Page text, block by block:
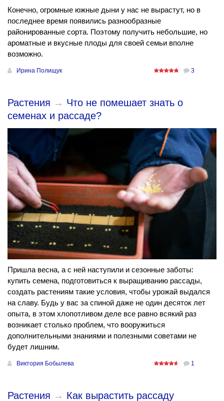
Конечно, огромные южные дыни у нас не вырастут, но в
последнее время появились разнообразные
районированные сорта. Поэтому получить небольшие, но
ароматные и вкусные плоды для своей семьи вполне
возможно.
Ирина Полищук 3
Растения → Что не помешает знать о
семенах и рассаде?
Пришла весна, а с ней наступили и сезонные заботы:
купить семена, подготовиться к выращиванию рассады,
создать растениям такие условия, чтобы урожай выдался
на славу. Будь у вас за спиной даже не один десяток лет
опыта, в этом хлопотливом деле все равно всякий раз
возникает столько проблем, что вооружиться
дополнительными знаниями и полезными советами не
будет лишним.
Виктория Бобылева 1
Растения → Как вырастить рассаду